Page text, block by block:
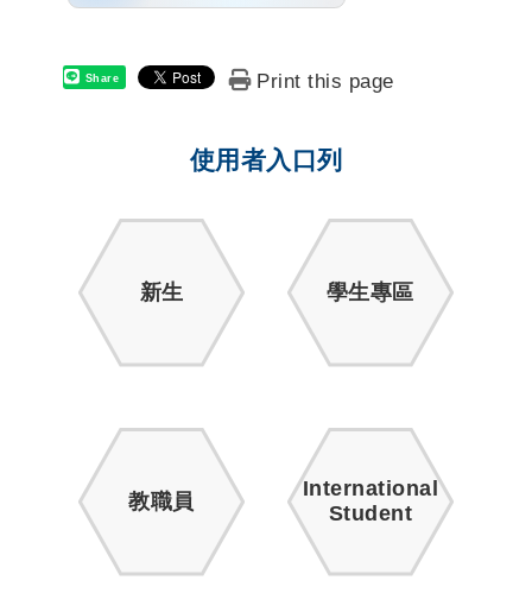
Share Print this page
使用者入口列
新生 學生專區
教職員
International
Student